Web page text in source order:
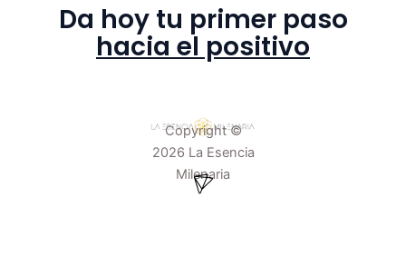
Da hoy tu primer paso
hacia el positivo
Copyright ©
2026 La Esencia
Milenaria
Menú